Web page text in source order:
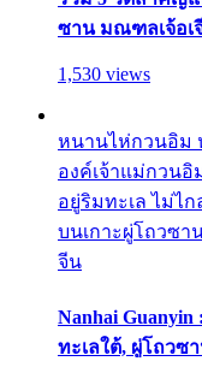
ซาน มณฑลเจ้อเ
1,530 views
หนานไห่กวนอิม
องค์เจ้าแม่กวนอิ
อยู่ริมทะเล ไม่ไ
บนเกาะผู่โถวซา
จีน
Nanhai
ทะเลใต้, ผู่โถวซ